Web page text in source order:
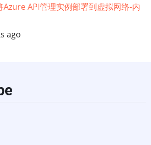
Azure API管理实例部署到虚拟网络-内
ago